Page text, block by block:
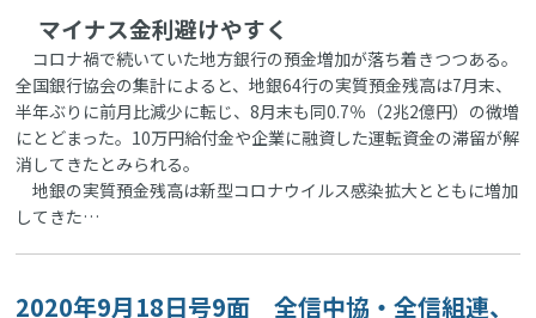
マイナス金利避けやすく
コロナ禍で続いていた地方銀行の預金増加が落ち着きつつある。
全国銀行協会の集計によると、地銀64行の実質預金残高は7月末、
半年ぶりに前月比減少に転じ、8月末も同0.7％（2兆2億円）の微増
にとどまった。10万円給付金や企業に融資した運転資金の滞留が解
消してきたとみられる。
地銀の実質預金残高は新型コロナウイルス感染拡大とともに増加
してきた…
2020年9月18日号9面 全信中協・全信組連、